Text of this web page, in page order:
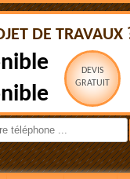
DE TRAVAUX
DEVIS
GRATUIT